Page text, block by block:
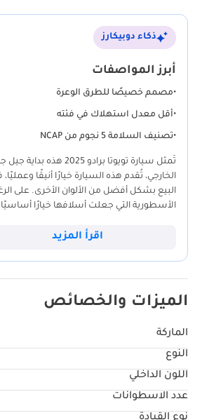
ذكاء دوبيكارز
أبرز المواصفات
•مصمم خصيصًا للطرق الوعرة
•أقل معدل استهلاك في فئته
•تصنيف السلامة 5 نجوم من NCAP
تُمثل سيارة تويوتا
الخارجي، تُقدم هذه السيارة خيارًا أنيقًا
الأسطورية التي جعلت أسلافها خيارًا
استراتيجية، حيث تُقدم أحدث تقنيات
السيارات المستعملة المحلي.
اقرأ المزيد
الميزات والخصائص
الماركة
النوع
اللون الداخلي
عدد الاسطوانات
نوع القيادة